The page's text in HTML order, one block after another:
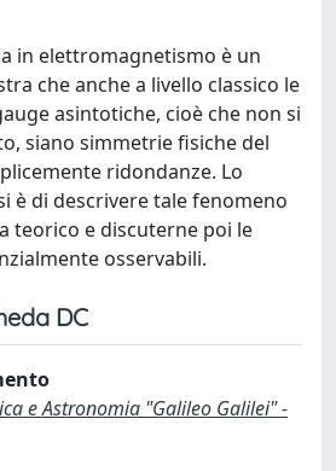
in elettromagnetismo è un
che anche a livello classico le
asintotiche, cioè che non si
siano simmetrie fisiche del
ridondanze. Lo
è di descrivere tale fenomeno
teorico e discuterne poi le
osservabili.
DC
e Astronomia "Galileo Galilei" -